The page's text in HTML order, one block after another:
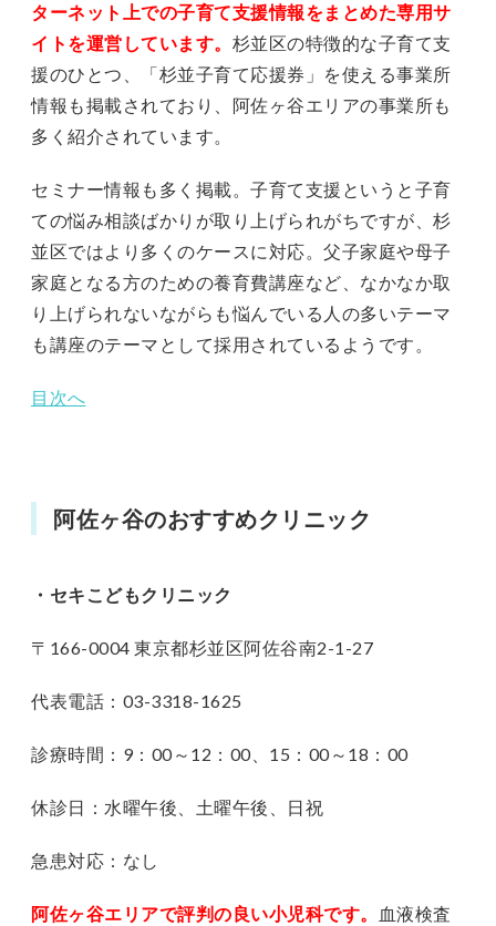
ターネット上での子育て支援情報をまとめた専用サ
イトを運営しています。 杉並区の特徴的な子育て支
援のひとつ、「杉並子育て応援券」を使える事業所
情報も掲載されており、阿佐ヶ谷エリアの事業所も
多く紹介されています。
セミナー情報も多く掲載。子育て支援というと子育
ての悩み相談ばかりが取り上げられがちですが、杉
並区ではより多くのケースに対応。父子家庭や母子
家庭となる方のための養育費講座など、なかなか取
り上げられないながらも悩んでいる人の多いテーマ
も講座のテーマとして採用されているようです。
目次へ
阿佐ヶ谷のおすすめクリニック
・セキこどもクリニック
〒166-0004 東京都杉並区阿佐谷南2-1-27
代表電話：03-3318-1625
診療時間：9：00～12：00、15：00～18：00
休診日：水曜午後、土曜午後、日祝
急患対応：なし
阿佐ヶ谷エリアで評判の良い小児科です。
血液検査